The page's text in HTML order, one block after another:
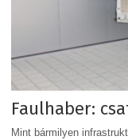
Faulhaber:
Mint bármilyen